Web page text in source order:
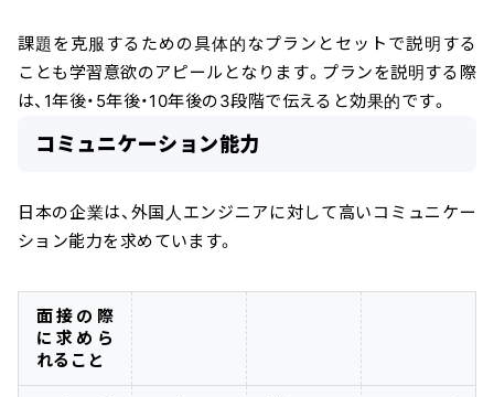
課題を克服するための具体的なプランとセットで説明する
ことも学習意欲のアピールとなります。プランを説明する際
は、1年後・5年後・10年後の3段階で伝えると効果的です。
コミュニケーション能力
日本の企業は、外国人エンジニアに対して高いコミュニケー
ション能力を求めています。
面接の際
に求めら
れること